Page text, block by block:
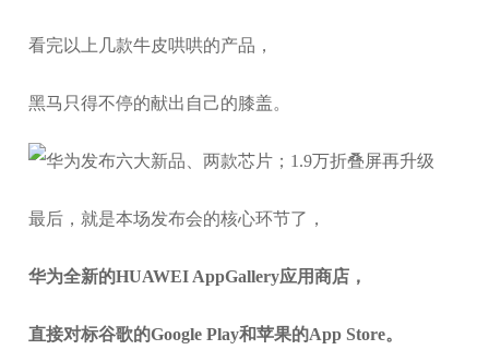
看完以上几款牛皮哄哄的产品，
黑马只得不停的献出自己的膝盖。
最后，就是本场发布会的核心环节了，
华为全新的HUAWEI AppGallery应用商店，
直接对标谷歌的Google Play和苹果的App Store。